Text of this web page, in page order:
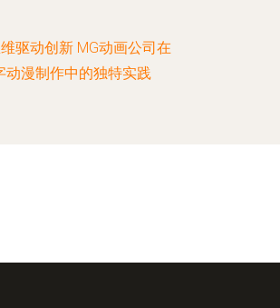
驱动创新 MG动画公司在
动漫制作中的独特实践